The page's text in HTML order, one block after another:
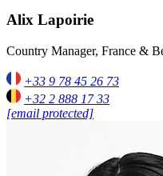
Alix Lapoirie
Country Manager, France &
+33 9 78 45 26 73
+32 2 888 17 33
[email protected]